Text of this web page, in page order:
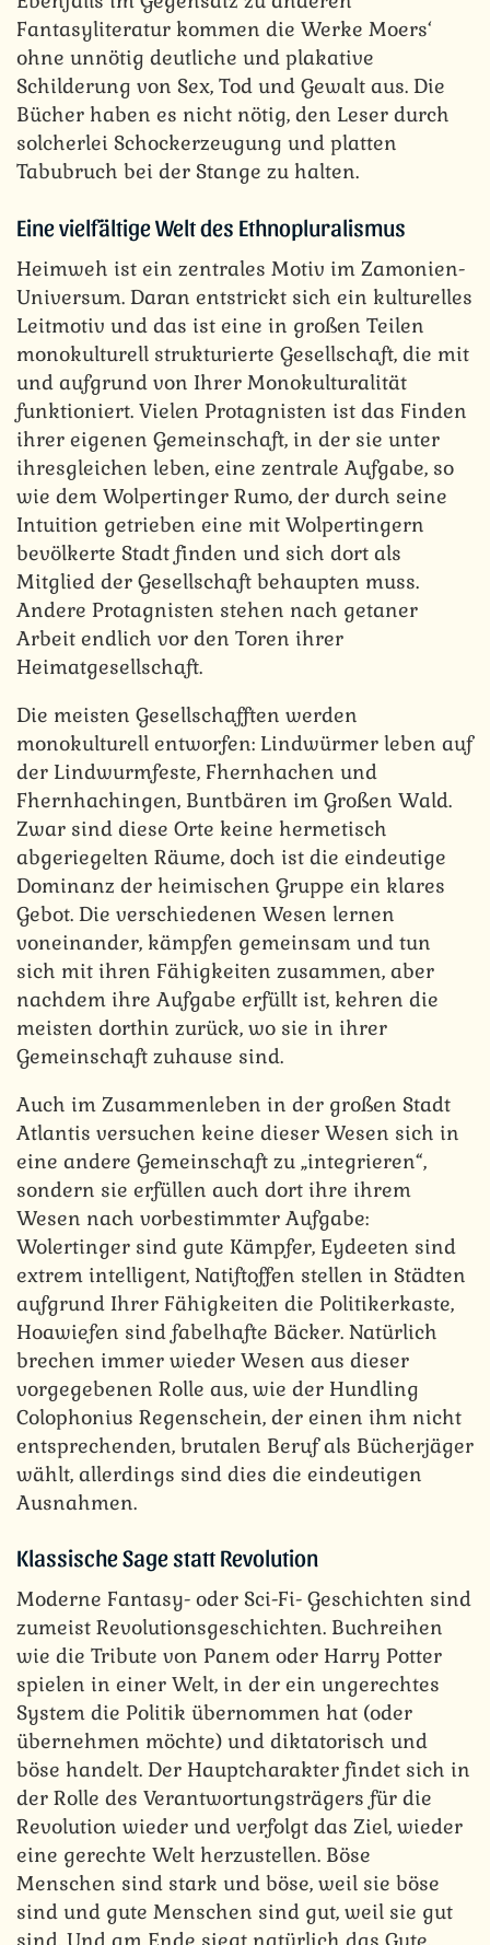
Fantasyliteratur kommen die Werke Moers‘
ohne unnötig deutliche und plakative
Schilderung von Sex, Tod und Gewalt aus. Die
Bücher haben es nicht nötig, den Leser durch
solcherlei Schockerzeugung und platten
Tabubruch bei der Stange zu halten.
Eine vielfältige Welt des Ethnopluralismus
Heimweh ist ein zentrales Motiv im Zamonien-
Universum. Daran entstrickt sich ein kulturelles
Leitmotiv und das ist eine in großen Teilen
monokulturell strukturierte Gesellschaft, die mit
und aufgrund von Ihrer Monokulturalität
funktioniert. Vielen Protagnisten ist das Finden
ihrer eigenen Gemeinschaft, in der sie unter
ihresgleichen leben, eine zentrale Aufgabe, so
wie dem Wolpertinger Rumo, der durch seine
Intuition getrieben eine mit Wolpertingern
bevölkerte Stadt finden und sich dort als
Mitglied der Gesellschaft behaupten muss.
Andere Protagnisten stehen nach getaner
Arbeit endlich vor den Toren ihrer
Heimatgesellschaft.
Die meisten Gesellschafften werden
monokulturell entworfen: Lindwürmer leben auf
der Lindwurmfeste, Fhernhachen und
Fhernhachingen, Buntbären im Großen Wald.
Zwar sind diese Orte keine hermetisch
abgeriegelten Räume, doch ist die eindeutige
Dominanz der heimischen Gruppe ein klares
Gebot. Die verschiedenen Wesen lernen
voneinander, kämpfen gemeinsam und tun
sich mit ihren Fähigkeiten zusammen, aber
nachdem ihre Aufgabe erfüllt ist, kehren die
meisten dorthin zurück, wo sie in ihrer
Gemeinschaft zuhause sind.
Auch im Zusammenleben in der großen Stadt
Atlantis versuchen keine dieser Wesen sich in
eine andere Gemeinschaft zu „integrieren“,
sondern sie erfüllen auch dort ihre ihrem
Wesen nach vorbestimmter Aufgabe:
Wolertinger sind gute Kämpfer, Eydeeten sind
extrem intelligent, Natiftoffen stellen in Städten
aufgrund Ihrer Fähigkeiten die Politikerkaste,
Hoawiefen sind fabelhafte Bäcker. Natürlich
brechen immer wieder Wesen aus dieser
vorgegebenen Rolle aus, wie der Hundling
Colophonius Regenschein, der einen ihm nicht
entsprechenden, brutalen Beruf als Bücherjäger
wählt, allerdings sind dies die eindeutigen
Ausnahmen.
Klassische Sage statt Revolution
Moderne Fantasy- oder Sci-Fi- Geschichten sind
zumeist Revolutionsgeschichten. Buchreihen
wie die Tribute von Panem oder Harry Potter
spielen in einer Welt, in der ein ungerechtes
System die Politik übernommen hat (oder
übernehmen möchte) und diktatorisch und
böse handelt. Der Hauptcharakter findet sich in
der Rolle des Verantwortungsträgers für die
Revolution wieder und verfolgt das Ziel, wieder
eine gerechte Welt herzustellen. Böse
Menschen sind stark und böse, weil sie böse
sind und gute Menschen sind gut, weil sie gut